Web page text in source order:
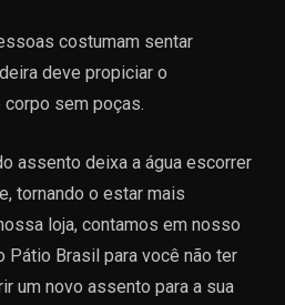
costumam sentar
deve propiciar o
sem poças.
assento deixa a água escorrer
tornando o estar mais
loja, contamos em nosso
Brasil para você não ter
um novo assento para a sua